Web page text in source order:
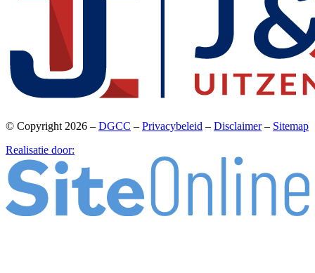
© Copyright 2026 – DGCC – Privacybeleid – Disclaimer– Sitemap
Realisatie door: